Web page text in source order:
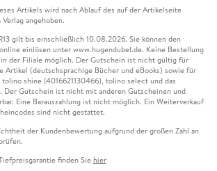
Artikels wird nach Ablauf des auf der Artikelseite
angehoben.
gilt bis einschließlich 10.08.2026. Sie können den
einlösen unter www.hugendubel.de. Keine Bestellung
der Filiale möglich. Der Gutschein ist nicht gültig für
Artikel (deutschsprachige Bücher und eBooks) sowie für
shine (4016621130466), tolino select und das
Der Gutschein ist nicht mit anderen Gutscheinen und
Eine Barauszahlung ist nicht möglich. Ein Weiterverkauf
sind nicht gestattet.
der Kundenbewertung aufgrund der großen Zahl an
finden Sie hier